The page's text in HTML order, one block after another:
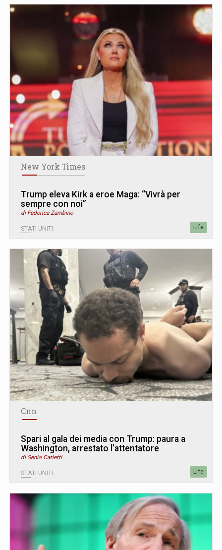
New York Times
Trump eleva Kirk a eroe Maga: “Vivrà per
sempre con noi”
di Federica Zambino
STATI UNITI Life
Cnn
Spari al gala dei media con Trump: paura a
Washington, arrestato l’attentatore
di Senio Carletti
STATI UNITI Life